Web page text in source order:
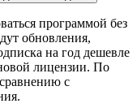
программой без
обновления,
на год дешевле
лицензии. По
с